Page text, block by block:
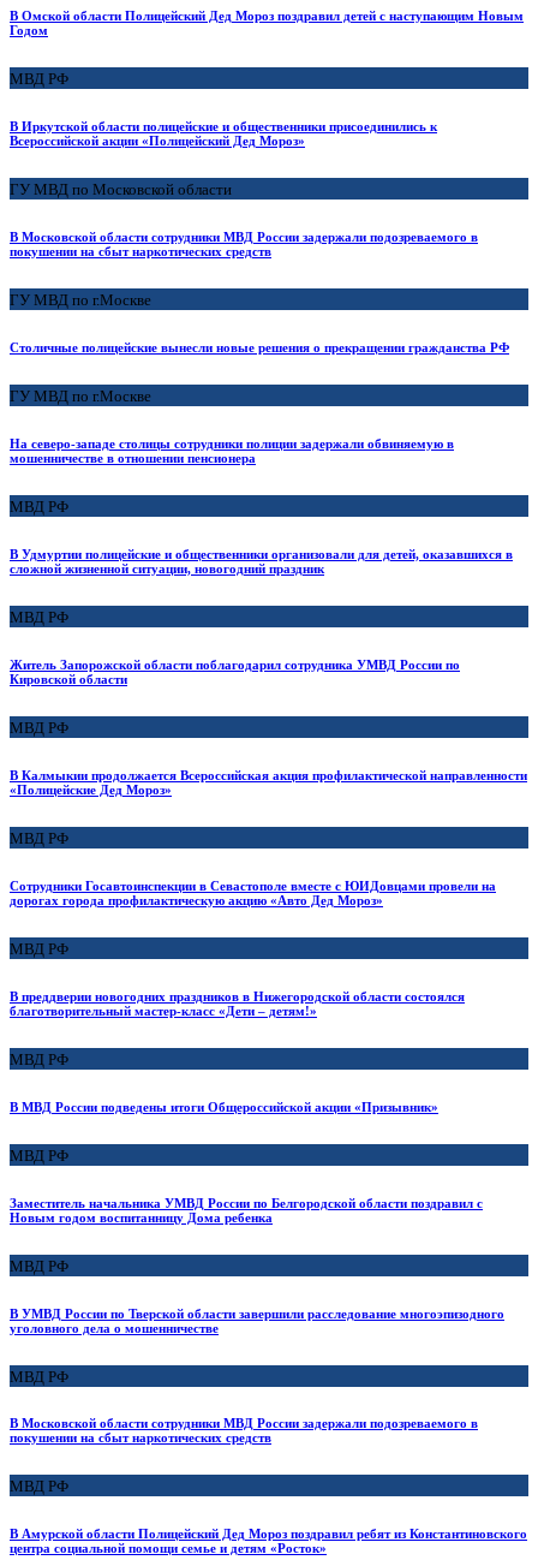
В Омской области Полицейский Дед Мороз поздравил детей с наступающим Новым
Годом
МВД РФ
В Иркутской области полицейские и общественники присоединились к
Всероссийской акции «Полицейский Дед Мороз»
ГУ МВД по Московской области
В Московской области сотрудники МВД России задержали подозреваемого в
покушении на сбыт наркотических средств
ГУ МВД по г.Москве
Столичные полицейские вынесли новые решения о прекращении гражданства РФ
ГУ МВД по г.Москве
На северо-западе столицы сотрудники полиции задержали обвиняемую в
мошенничестве в отношении пенсионера
МВД РФ
В Удмуртии полицейские и общественники организовали для детей, оказавшихся в
сложной жизненной ситуации, новогодний праздник
МВД РФ
Житель Запорожской области поблагодарил сотрудника УМВД России по
Кировской области
МВД РФ
В Калмыкии продолжается Всероссийская акция профилактической направленности
«Полицейские Дед Мороз»
МВД РФ
Сотрудники Госавтоинспекции в Севастополе вместе с ЮИДовцами провели на
дорогах города профилактическую акцию «Авто Дед Мороз»
МВД РФ
В преддверии новогодних праздников в Нижегородской области состоялся
благотворительный мастер-класс «Дети – детям!»
МВД РФ
В МВД России подведены итоги Общероссийской акции «Призывник»
МВД РФ
Заместитель начальника УМВД России по Белгородской области поздравил с
Новым годом воспитанницу Дома ребенка
МВД РФ
В УМВД России по Тверской области завершили расследование многоэпизодного
уголовного дела о мошенничестве
МВД РФ
В Московской области сотрудники МВД России задержали подозреваемого в
покушении на сбыт наркотических средств
МВД РФ
В Амурской области Полицейский Дед Мороз поздравил ребят из Константиновского
центра социальной помощи семье и детям «Росток»